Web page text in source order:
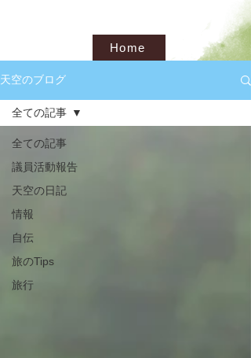
Home
天空のブログ
全ての記事
議員活動報告
天空の日記
情報
自伝
旅のTips
旅行
全ての記事